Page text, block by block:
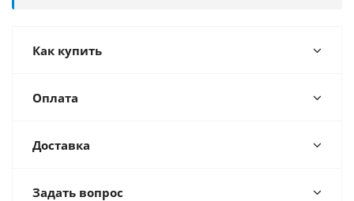
Как купить
Оплата
Доставка
Задать вопрос